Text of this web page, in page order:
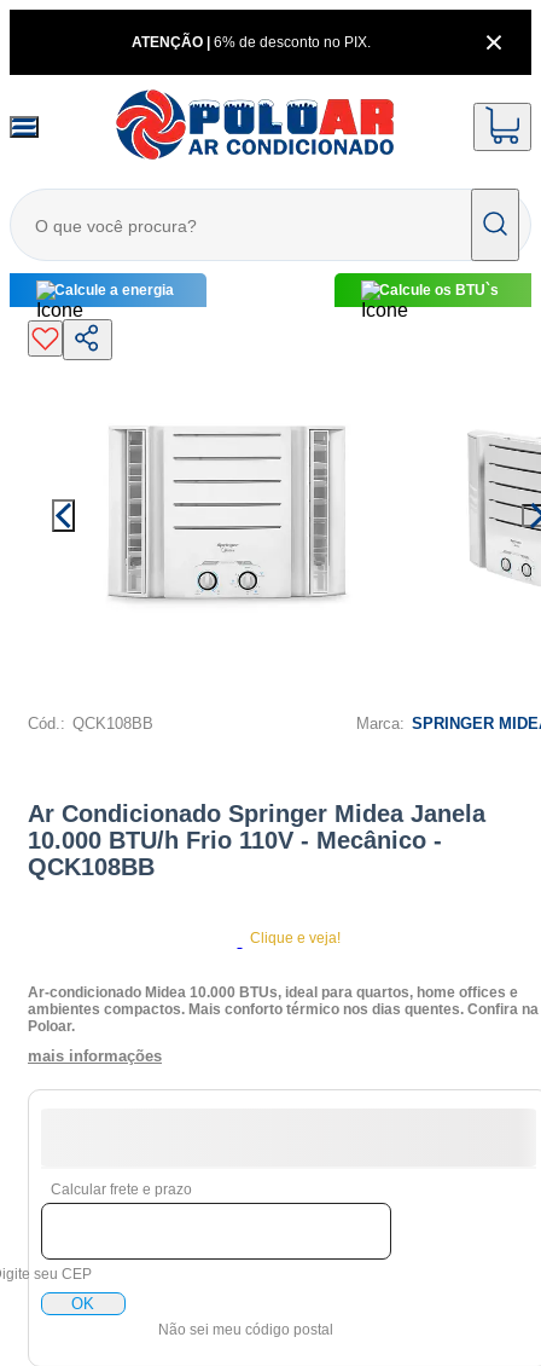
ATENÇÃO | 6% de desconto no PIX.
Calcule a energia Calcule os BTU`s
Cód.: QCK108BB Marca: SPRINGER
Ar Condicionado Springer Midea Janela
10.000 BTU/h Frio 110V - Mecânico -
QCK108BB
Clique e veja!
Ar-condicionado Midea 10.000 BTUs, ideal para quartos, home offices e
ambientes compactos. Mais conforto térmico nos dias quentes. Confira na
Poloar.
mais informações
Calcular frete e prazo
seu CEP
OK
Não sei meu código postal